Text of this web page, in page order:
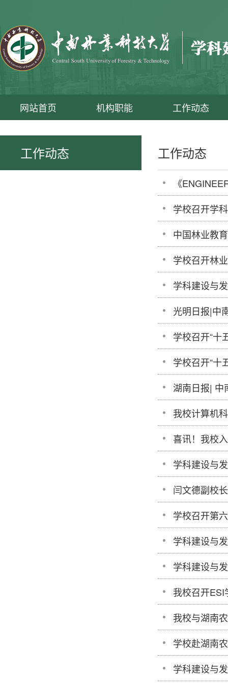
网站首页 机构职能 工作动态
工作动态 工作动态
《
学校召开学
中国林业教
学校召开林
学科建设与
光明日报|中
学校召开“十
学校召开“十
湖南日报|
我校计算机
喜讯！我校
学科建设与
闫文德副校
学校召开第
学科建设与
学科建设与
我校召开
我校与湖南
学校赴湖南
学科建设与